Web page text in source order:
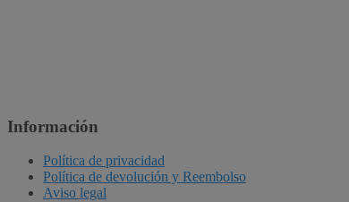
Información
Política de privacidad
Política de devolución y Reembolso
Aviso legal